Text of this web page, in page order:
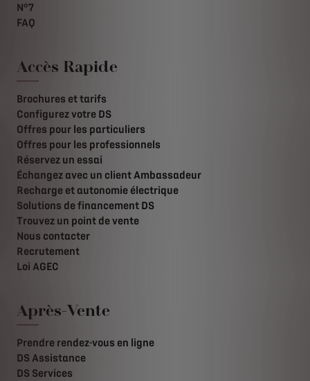
N°7
FAQ
Accès Rapide
Brochures et tarifs
Configurez votre DS
Offres pour les particuliers
Offres pour les professionnels
Réservez un essai
Échangez avec un client Ambassadeur
Recharge et autonomie électrique
Solutions de financement DS
Trouvez un point de vente
Nous contacter
Recrutement
Loi AGEC
Après-Vente
Prendre rendez-vous en ligne
DS Assistance
DS Services